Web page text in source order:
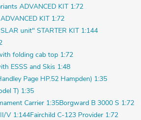
ADVANCED KIT 1:72
KIT 1:72
unit" STARTER KIT 1:144
folding cab top 1:72
ESSS and Skis 1:48
Page HP.52 Hampden) 1:35
T) 1:35
Carrier 1:35Borgward B 3000 S 1:72
V 1:144Fairchild C-123 Provider 1:72